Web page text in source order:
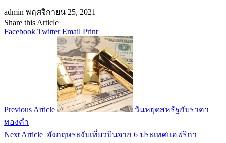
admin พฤศจิกายน 25, 2021
Share this Article
Facebook Twitter Email Print
Previous Article
วันหยุดสหรัฐกับราคา
ทองคำ
Next Article อังกฤษระงับเที่ยวบินจาก 6 ประเทศแอฟริกา